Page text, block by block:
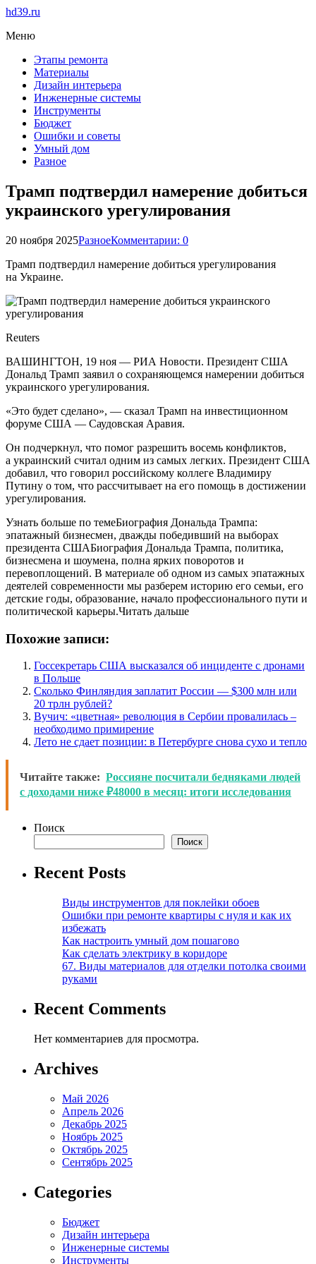
hd39.ru
Меню
Этапы ремонта
Материалы
Дизайн интерьера
Инженерные системы
Инструменты
Бюджет
Ошибки и советы
Умный дом
Разное
Трамп подтвердил намерение добиться
украинского урегулирования
20 ноября 2025РазноеКомментарии: 0
Трамп подтвердил намерение добиться урегулирования
на Украине.
Reuters
ВАШИНГТОН, 19 ноя — РИА Новости. Президент США
Дональд Трамп заявил о сохраняющемся намерении добиться
украинского урегулирования.
«Это будет сделано», — сказал Трамп на инвестиционном
форуме США — Саудовская Аравия.
Он подчеркнул, что помог разрешить восемь конфликтов,
а украинский считал одним из самых легких. Президент США
добавил, что говорил российскому коллеге Владимиру
Путину о том, что рассчитывает на его помощь в достижении
урегулирования.
Узнать больше по темеБиография Дональда Трампа:
эпатажный бизнесмен, дважды победивший на выборах
президента СШАБиография Дональда Трампа, политика,
бизнесмена и шоумена, полна ярких поворотов и
перевоплощений. В материале об одном из самых эпатажных
деятелей современности мы разберем историю его семьи, его
детские годы, образование, начало профессионального пути и
политической карьеры.Читать дальше
Похожие записи:
Госсекретарь США высказался об инциденте с дронами
в Польше
Сколько Финляндия заплатит России — $300 млн или
20 трлн рублей?
Вучич: «цветная» революция в Сербии провалилась –
необходимо примирение
Лето не сдает позиции: в Петербурге снова сухо и тепло
Читайте также: Россияне посчитали бедняками людей
с доходами ниже ₽48000 в месяц: итоги исследования
Поиск
Поиск
Recent Posts
Виды инструментов для поклейки обоев
Ошибки при ремонте квартиры с нуля и как их
избежать
Как настроить умный дом пошагово
Как сделать электрику в коридоре
67. Виды материалов для отделки потолка своими
руками
Recent Comments
Нет комментариев для просмотра.
Archives
Май 2026
Апрель 2026
Декабрь 2025
Ноябрь 2025
Октябрь 2025
Сентябрь 2025
Categories
Бюджет
Дизайн интерьера
Инженерные системы
Инструменты